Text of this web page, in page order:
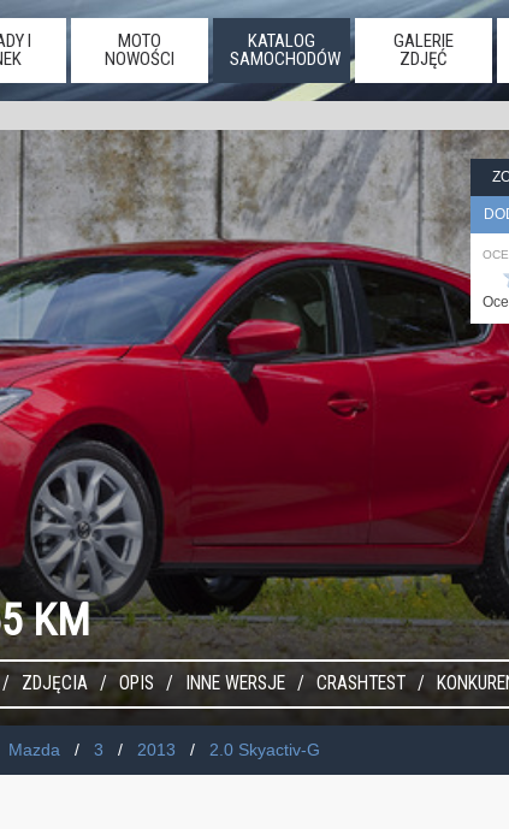
I
MOTO
NOWOŚCI
KATALOG
SAMOCHODÓW
GALERIE
ZDJĘĆ
KM
ZDJĘCIA OPIS INNE WERSJE CRASHTEST
Mazda 3 2013 2.0 Skyactiv-G